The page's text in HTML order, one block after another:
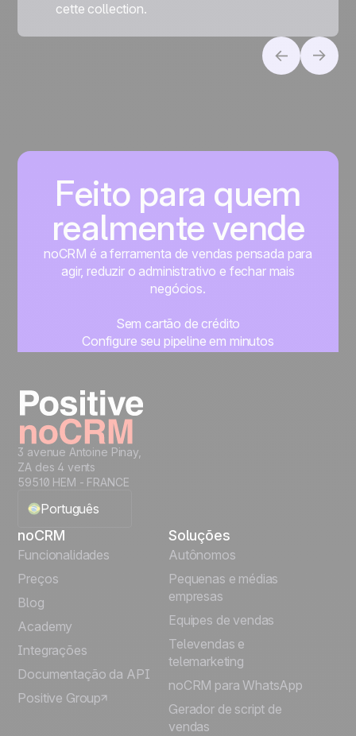
cette collection.
Feito para quem
realmente vende
noCRM é a ferramenta de vendas pensada para
agir, reduzir o administrativo e fechar mais
negócios.
Sem cartão de crédito
Configure seu pipeline em minutos
3 avenue Antoine Pinay,
ZA des 4 vents
59510 HEM - FRANCE
Português
English
Français
Español
Italiano
Deutsch
noCRM
Funcionalidades
Preços
Blog
Academy
Integrações
Documentação da API
Positive Group
Soluções
Autônomos
Pequenas e médias
empresas
Equipes de vendas
Televendas e
telemarketing
noCRM para WhatsApp
Gerador de script de
vendas